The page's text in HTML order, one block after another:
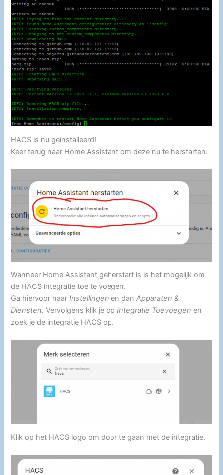
HACS is nu geinstalleerd!
Keer terug naar Home Assistant om deze nu te herstarten:
Wanneer Home Assistant geherstart is is het mogelijk om
de HACS integratie toe te voegen.
Ga hiervoor naarInstellingen en danApparaten &
Diensten. Vervolgens klik je opIntegratie Toevoegen en
zoek je de integratie HACS op.
Klik op het HACS logo om door te gaan met de integratie.